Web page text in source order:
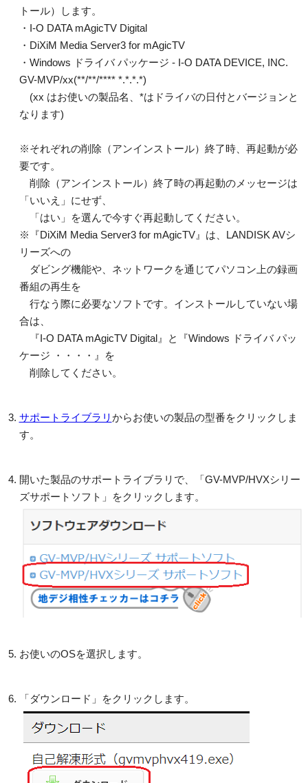
トール）します。
・I-O DATA mAgicTV Digital
・DiXiM Media Server3 for mAgicTV
・Windows ドライバ パッケージ - I-O DATA DEVICE, INC.
GV-MVP/xx(**/**/**** *.*.*.*)
(xx はお使いの製品名、*はドライバの日付とバージョンと
なります)
※それぞれの削除（アンインストール）終了時、再起動が必
要です。
削除（アンインストール）終了時の再起動のメッセージは
「いいえ」にせず、
「はい」を選んで今すぐ再起動してください。
※『DiXiM Media Server3 for mAgicTV』は、LANDISK AVシ
リーズへの
ダビング機能や、ネットワークを通じてパソコン上の録画
番組の再生を
行なう際に必要なソフトです。インストールしていない場
合は、
『I-O DATA mAgicTV Digital』と『Windows ドライバ パッ
ケージ ・・・・』を
削除してください。
サポートライブラリ からお使いの製品の型番をクリックしま
す。
開いた製品のサポートライブラリで、「GV-MVP/HVXシリー
ズサポートソフト」をクリックします。
お使いのOSを選択します。
「ダウンロード」をクリックします。